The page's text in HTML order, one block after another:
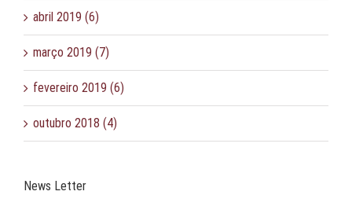
abril 2019 (6)
março 2019 (7)
fevereiro 2019 (6)
outubro 2018 (4)
News Letter